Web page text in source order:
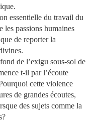
essentielle du travail du
les passions humaines
de reporter la
de l’exigu sous-sol de
t-il par l’écoute
cette violence
de grandes écoutes,
des sujets comme la